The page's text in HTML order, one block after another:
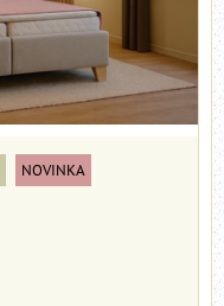
NOVINKA